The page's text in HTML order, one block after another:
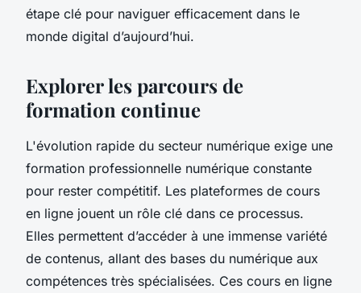
étape clé pour naviguer efficacement dans le
monde digital d’aujourd’hui.
Explorer les parcours de
formation continue
L'évolution rapide du secteur numérique exige une
formation professionnelle numérique constante
pour rester compétitif. Les plateformes de cours
en ligne jouent un rôle clé dans ce processus.
Elles permettent d’accéder à une immense variété
de contenus, allant des bases du numérique aux
compétences très spécialisées. Ces cours en ligne